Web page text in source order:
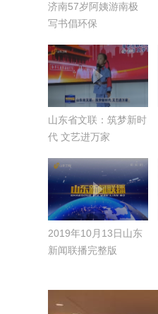
济南57岁阿姨游南极
写书倡环保
山东省文联：筑梦新时
代 文艺进万家
2019年10月13日山东
新闻联播完整版